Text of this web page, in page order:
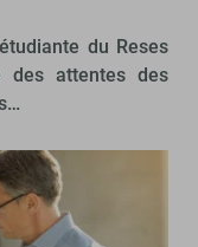
du Reses
des attentes des